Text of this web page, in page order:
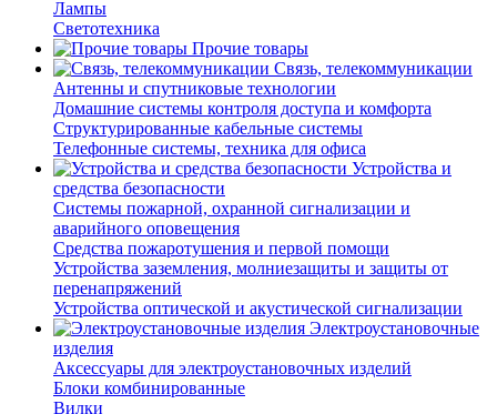
Лампы
Светотехника
Прочие товары
Связь, телекоммуникации
Антенны и спутниковые технологии
Домашние системы контроля доступа и комфорта
Структурированные кабельные системы
Телефонные системы, техника для офиса
Устройства и
средства безопасности
Системы пожарной, охранной сигнализации и
аварийного оповещения
Средства пожаротушения и первой помощи
Устройства заземления, молниезащиты и защиты от
перенапряжений
Устройства оптической и акустической сигнализации
Электроустановочные
изделия
Аксессуары для электроустановочных изделий
Блоки комбинированные
Вилки